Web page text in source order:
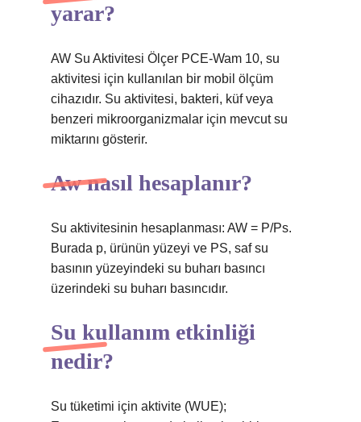
yarar?
AW Su Aktivitesi Ölçer PCE-Wam 10, su
aktivitesi için kullanılan bir mobil ölçüm
cihazıdır. Su aktivitesi, bakteri, küf veya
benzeri mikroorganizmalar için mevcut su
miktarını gösterir.
Aw nasıl hesaplanır?
Su aktivitesinin hesaplanması: AW = P/Ps.
Burada p, ürünün yüzeyi ve PS, saf su
basının yüzeyindeki su buharı basıncı
üzerindeki su buharı basıncıdır.
Su kullanım etkinliği
nedir?
Su tüketimi için aktivite (WUE);